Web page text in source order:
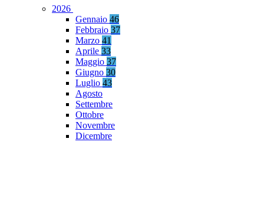
2026
Gennaio 46
Febbraio 37
Marzo 41
Aprile 33
Maggio 37
Giugno 30
Luglio 43
Agosto
Settembre
Ottobre
Novembre
Dicembre